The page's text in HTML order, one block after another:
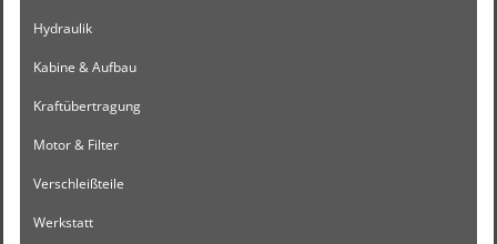
Hydraulik
Kabine & Aufbau
Kraftübertragung
Motor & Filter
Verschleißteile
Werkstatt